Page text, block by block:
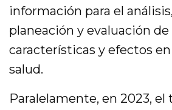
información para el
planeación y evaluación de
características y efectos
salud.
Paralelamente, en 2023, el